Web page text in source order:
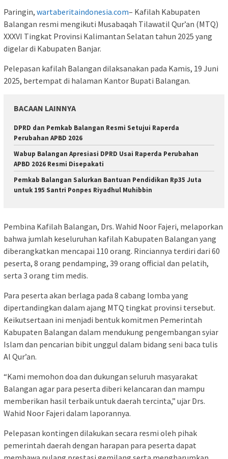
Paringin, wartaberitaindonesia.com– Kafilah Kabupaten
Balangan resmi mengikuti Musabaqah Tilawatil Qur’an (MTQ)
XXXVI Tingkat Provinsi Kalimantan Selatan tahun 2025 yang
digelar di Kabupaten Banjar.
Pelepasan kafilah Balangan dilaksanakan pada Kamis, 19 Juni
2025, bertempat di halaman Kantor Bupati Balangan.
BACAAN LAINNYA
DPRD dan Pemkab Balangan Resmi Setujui Raperda
Perubahan APBD 2026
Wabup Balangan Apresiasi DPRD Usai Raperda Perubahan
APBD 2026 Resmi Disepakati
Pemkab Balangan Salurkan Bantuan Pendidikan Rp35 Juta
untuk 195 Santri Ponpes Riyadhul Muhibbin
Pembina Kafilah Balangan, Drs. Wahid Noor Fajeri, melaporkan
bahwa jumlah keseluruhan kafilah Kabupaten Balangan yang
diberangkatkan mencapai 110 orang. Rinciannya terdiri dari 60
peserta, 8 orang pendamping, 39 orang official dan pelatih,
serta 3 orang tim medis.
Para peserta akan berlaga pada 8 cabang lomba yang
dipertandingkan dalam ajang MTQ tingkat provinsi tersebut.
Keikutsertaan ini menjadi bentuk komitmen Pemerintah
Kabupaten Balangan dalam mendukung pengembangan syiar
Islam dan pencarian bibit unggul dalam bidang seni baca tulis
Al Qur’an.
“Kami memohon doa dan dukungan seluruh masyarakat
Balangan agar para peserta diberi kelancaran dan mampu
memberikan hasil terbaik untuk daerah tercinta,” ujar Drs.
Wahid Noor Fajeri dalam laporannya.
Pelepasan kontingen dilakukan secara resmi oleh pihak
pemerintah daerah dengan harapan para peserta dapat